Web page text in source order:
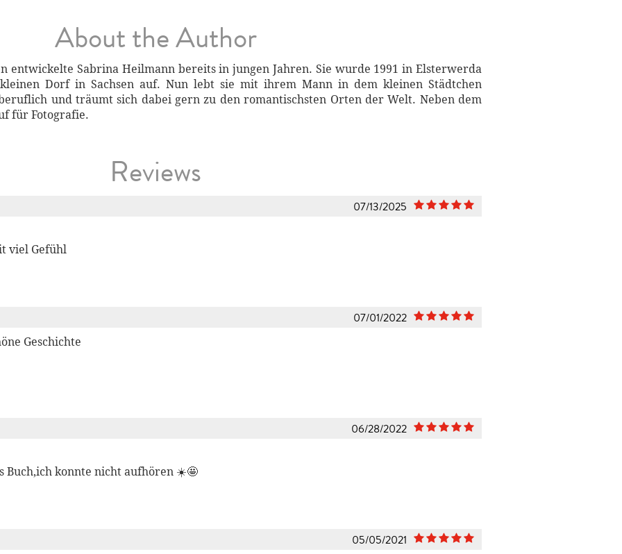
About the Author
entwickelte Sabrina Heilmann bereits in jungen Jahren. Sie wurde 1991 in Elsterwerda
Dorf in Sachsen auf. Nun lebt sie mit ihrem Mann in dem kleinen Städtchen
und träumt sich dabei gern zu den romantischsten Orten der Welt. Neben dem
für Fotografie.
Reviews
07/13/2025
viel Gefühl
07/01/2022
Geschichte
06/28/2022
Buch,ich konnte nicht aufhören ☀️🤩
05/05/2021